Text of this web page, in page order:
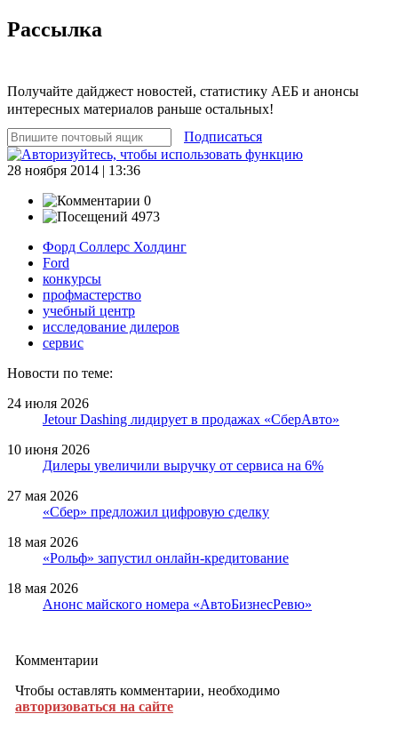
Рассылка
Получайте дайджест новостей, статистику АЕБ и анонсы
интересных материалов раньше остальных!
Подписаться
28 ноября 2014 | 13:36
0
4973
Форд Соллерс Холдинг
Ford
конкурсы
профмастерство
учебный центр
исследование дилеров
сервис
Новости по теме:
24 июля 2026
Jetour Dashing лидирует в продажах «СберАвто»
10 июня 2026
Дилеры увеличили выручку от сервиса на 6%
27 мая 2026
«Сбер» предложил цифровую сделку
18 мая 2026
«Рольф» запустил онлайн-кредитование
18 мая 2026
Анонс майского номера «АвтоБизнесРевю»
Комментарии
Чтобы оставлять комментарии, необходимо
авторизоваться на сайте